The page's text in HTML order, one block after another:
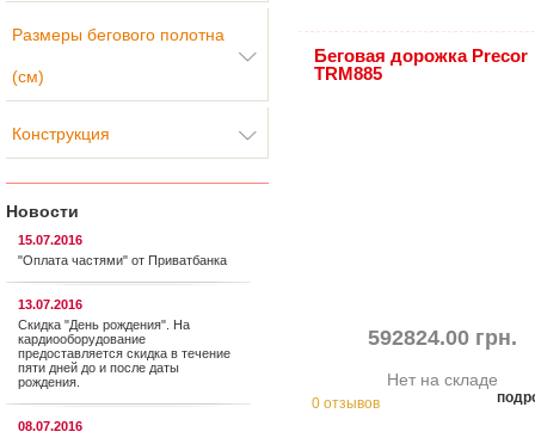
Размеры бегового полотна
(см)
Конструкция
Новости
15.07.2016
"Оплата частями" от Приватбанка
13.07.2016
Скидка "День рождения". На
кардиооборудование
предоставляется cкидка в течение
пяти дней до и после даты
рождения.
08.07.2016
Беговая дорожка Precor
TRM885
592824.00 грн.
Нет на складе
0 отзывов